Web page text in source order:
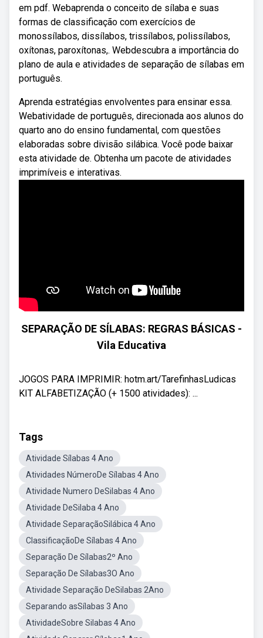
em pdf. Webaprenda o conceito de sílaba e suas
formas de classificação com exercícios de
monossílabos, dissílabos, trissílabos, polissílabos,
oxítonas, paroxítonas,. Webdescubra a importância do
plano de aula e atividades de separação de sílabas em
português.
Aprenda estratégias envolventes para ensinar essa.
Webatividade de português, direcionada aos alunos do
quarto ano do ensino fundamental, com questões
elaboradas sobre divisão silábica. Você pode baixar
esta atividade de. Obtenha um pacote de atividades
imprimíveis e interativas.
SEPARAÇÃO DE SÍLABAS: REGRAS BÁSICAS -
Vila Educativa
JOGOS PARA IMPRIMIR: hotm.art/TarefinhasLudicas
KIT ALFABETIZAÇÃO (+ 1500 atividades): ...
Tags
Atividade Sílabas 4 Ano
Atividades NúmeroDe Sílabas 4 Ano
Atividade Numero DeSilabas 4 Ano
Atividade DeSilaba 4 Ano
Atividade SeparaçãoSilábica 4 Ano
ClassificaçãoDe Sílabas 4 Ano
Separação De Sílabas2º Ano
Separação De Sílabas3O Ano
Atividade Separação DeSilabas 2Ano
Separando asSílabas 3 Ano
AtividadeSobre Silabas 4 Ano